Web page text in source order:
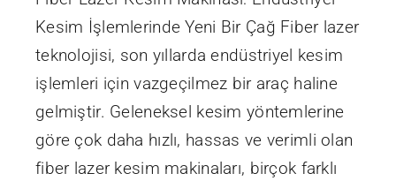
Kesim İşlemlerinde Yeni Bir Çağ Fiber lazer
teknolojisi, son yıllarda endüstriyel kesim
işlemleri için vazgeçilmez bir araç haline
gelmiştir. Geleneksel kesim yöntemlerine
göre çok daha hızlı, hassas ve verimli olan
fiber lazer kesim makinaları, birçok farklı